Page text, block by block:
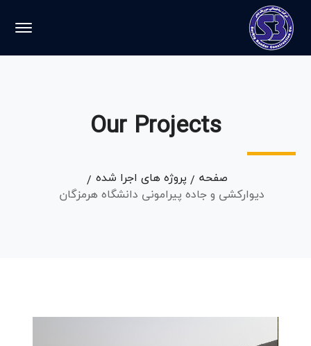
Our Projects
صفحه
پروژه های اجرا شده
دیوارکشی و جاده پیرامونی دانشگاه هرمزگان
تا
دیوار